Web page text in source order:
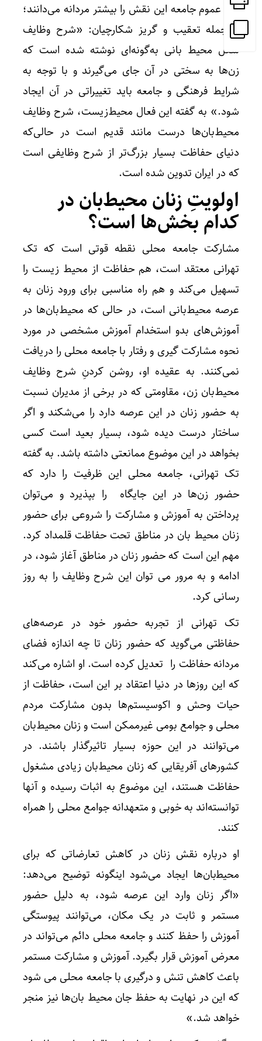
دید عموم جامعه این نقش را بیشتر مردانه می‌دانند؛
از جمله تعقیب و گریز شکارچیان: «شرح وظایف
شغل محیط بانی به‌گونه‌ای نوشته شده است که
زن‌ها به سختی در آن جای می‎‌گیرند و با توجه به
شرایط فرهنگی و جامعه باید تغییراتی در آن ایجاد
شود.» به گفته این فعال محیط‌زیست، شرح وظایف
محیط‌بان‌ها درست مانند قدیم است در حالی‌که
دنیای حفاظت بسیار بزرگ‌تر از شرح وظایفی است
که در ایران تدوین شده است.
اولویتِ زنان محیط‌بان در
کدام بخش‌ها است؟
مشارکت جامعه محلی نقطه قوتی است که تک
تهرانی معتقد است، هم حفاظت از محیط زیست را
تسهیل می‌کند و هم راه مناسبی برای ورود زنان به
عرصه محیط‌بانی است، در حالی که محیط‌بان‌ها در
آموزش‌های بدو استخدام آموزش مشخصی در مورد
نحوه مشارکت گیری و رفتار با جامعه محلی را دریافت
نمی‌کنند. به عقیده او، روشن کردنِ شرح وظایف
محیط‎‌بان زن، مقاومتی که در برخی از مدیران نسبت
به حضور زنان در این عرصه دارد را می‌شکند و اگر
ساختار درست دیده شود، بسیار بعید است کسی
بخواهد در این موضوع ممانعتی داشته باشد. به گفته
تک تهرانی، جامعه محلی این ظرفیت را دارد که
حضور زن‌ها در این جایگاه را بپذیرد و می‌توان
پرداختن به آموزش و مشارکت را شروعی برای حضور
زنان محیط بان در مناطق تحت حفاظت قلمداد کرد.
مهم این است که حضور زنان در مناطق آغاز شود، در
ادامه و به مرور می توان این شرح وظایف را به روز
رسانی کرد.
تک تهرانی از تجربه حضور خود در عرصه‌های
حفاظتی می‌گوید که حضور زنان تا چه اندازه فضای
مردانه حفاظت را تعدیل کرده است. او اشاره می‌کند
که این روزها در دنیا اعتقاد بر این است، حفاظت از
حیات وحش و اکوسیستم‌ها بدون مشارکت مردم
محلی و جوامع بومی غیرممکن است و زنان محیط‌بان
می‌توانند در این حوزه بسیار تاثیرگذار باشند. در
کشورهای آفریقایی که زنان محیط‌بان زیادی مشغول
حفاظت هستند، این موضوع به اثبات رسیده و آنها
توانسته‌اند به خوبی و متعهدانه جوامع محلی را همراه
کنند.
او درباره نقش زنان در کاهش تعارضاتی که برای
محیط‍‌بان‌ها ایجاد می‌شود اینگونه توضیح می‌دهد:‌
«اگر زنان وارد این عرصه شود، به دلیل حضور
مستمر و ثابت در یک مکان، می‌توانند پیوستگی
آموزش را حفظ کنند و جامعه محلی دائم می‌تواند در
معرض آموزش قرار بگیرد. آموزش و مشارکت مستمر
باعث کاهش تنش و درگیری با جامعه محلی می شود
که این در نهایت به حفظ جان محیط بان‌ها نیز منجر
خواهد شد.»